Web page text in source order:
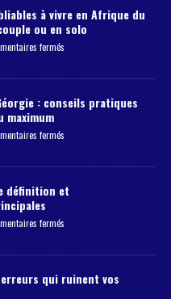
à vivre en Afrique du
ou en solo
fermés
: conseils pratiques
maximum
fermés
définition et
fermés
erreurs qui ruinent vos